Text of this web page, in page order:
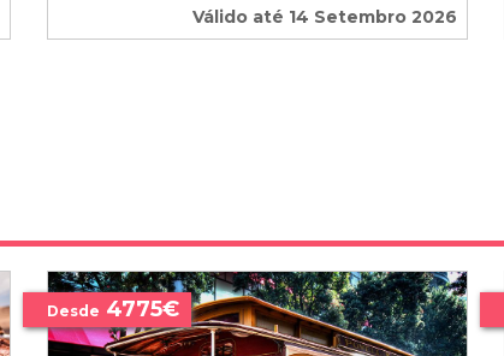
Válido até 14 Setembro 2026
Desde 4775€